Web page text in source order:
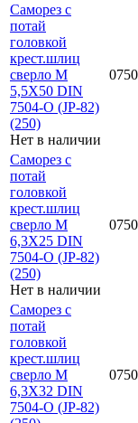
Саморез с
потай
головкой
крест.шлиц
сверло М
5,5Х50 DIN
7504-O (JP-82)
(250)
Нет в наличии
Саморез с
потай
головкой
крест.шлиц
сверло М
6,3Х25 DIN
7504-O (JP-82)
(250)
Нет в наличии
Саморез с
потай
головкой
крест.шлиц
сверло М
6,3Х32 DIN
7504-O (JP-82)